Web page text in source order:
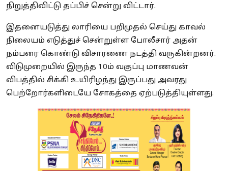
நிறுத்திவிட்டு தப்பிச் சென்று விட்டார்.
இதனையடுத்து லாரியை பறிமுதல் செய்து காவல்
நிலையம் எடுத்துச் சென்றுள்ள போலீசார் அதன்
நம்பரை கொண்டு விசாரணை நடத்தி வருகின்றனர்.
விடுமுறையில் இருந்த 10ம் வகுப்பு மாணவன்
விபத்தில் சிக்கி உயிரிழந்து இருப்பது அவரது
பெற்றோர்களிடையே சோகத்தை ஏற்படுத்தியுள்ளது.